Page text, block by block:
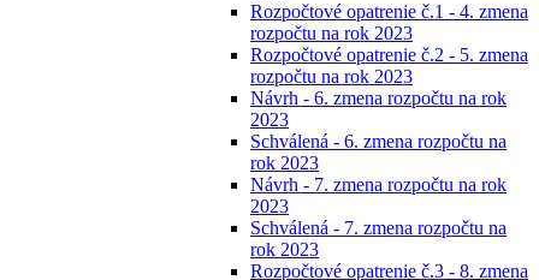
Rozpočtové opatrenie č.1 - 4. zmena
rozpočtu na rok 2023
Rozpočtové opatrenie č.2 - 5. zmena
rozpočtu na rok 2023
Návrh - 6. zmena rozpočtu na rok
2023
Schválená - 6. zmena rozpočtu na
rok 2023
Návrh - 7. zmena rozpočtu na rok
2023
Schválená - 7. zmena rozpočtu na
rok 2023
Rozpočtové opatrenie č.3 - 8. zmena